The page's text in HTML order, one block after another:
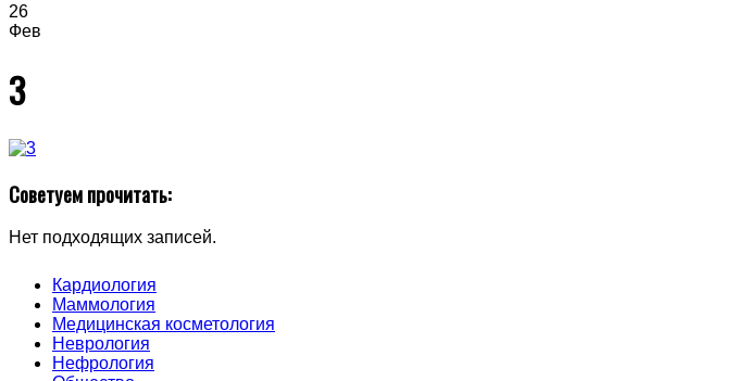
26
Фев
3
Советуем прочитать:
Нет подходящих записей.
Кардиология
Маммология
Медицинская косметология
Неврология
Нефрология